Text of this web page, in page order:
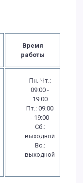
Время
работы
Пн.-Чт.:
09:00 -
19:00
Пт.: 09:00
- 19:00
Сб.:
выходной
Вс.:
выходной